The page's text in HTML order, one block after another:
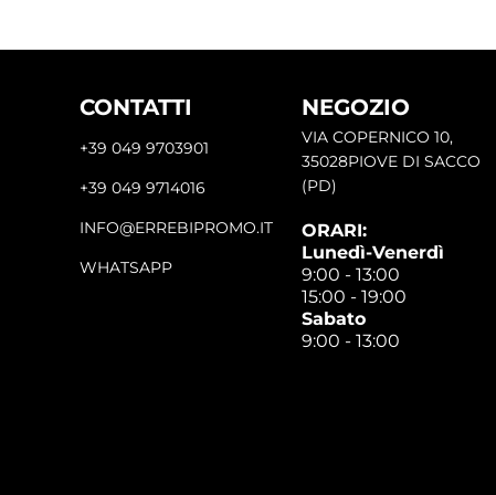
CONTATTI
+39 049 9703901
+39 049 9714016
INFO@ERREBIPROMO.IT
WHATSAPP
NEGOZIO
VIA COPERNICO 10,
35028PIOVE DI SACCO
(PD)
ORARI:
Lunedì-Venerdì
9:00 - 13:00
15:00 - 19:00
Sabato
9:00 - 13:00